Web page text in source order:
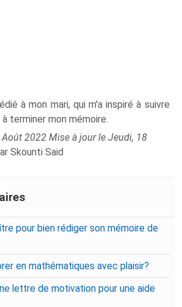
à mon mari, qui m'a inspiré à suivre
terminer mon mémoire.
2022 Mise à jour le Jeudi, 18
Skounti Said
pour bien rédiger son mémoire de
en mathématiques avec plaisir?
lettre de motivation pour une aide